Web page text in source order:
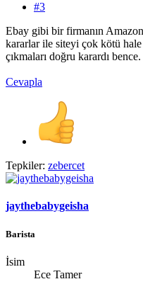
#3
Ebay gibi bir firmanın
kararlar ile siteyi çok kötü
çıkmaları doğru karardı bence.
Cevapla
Tepkiler: zebercet
jaythebabygeisha
Barista
İsim
Ece Tamer